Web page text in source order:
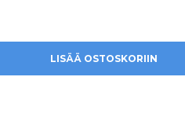
LISÄÄ OSTOSKORIIN